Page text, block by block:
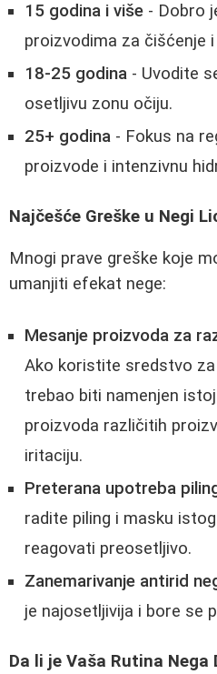
15 godina i više - Dobro
proizvodima za čišćenje
18-25 godina - Uvodite
osetljivu zonu očiju.
25+ godina - Fokus na
proizvode i intenzivnu
Najčešće Greške u Negi
Mnogi prave greške koje
umanjiti efekat nege:
Mesanje proizvoda za
Ako koristite sredstvo
trebao biti namenjen
proizvoda različitih
iritaciju.
Preterana upotreba
radite piling i masku
reagovati preosetljivo.
Zanemarivanje antirid
je najosetljivija i bore se
Da li je Vaša Rutina Nega